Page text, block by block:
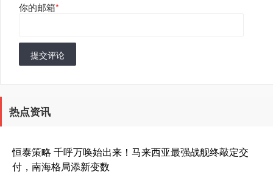
你的邮箱*
提交评论
热点资讯
恒泰策略 千呼万唤始出来！马来西亚最强战舰终敲定交
付，南海格局添新变数